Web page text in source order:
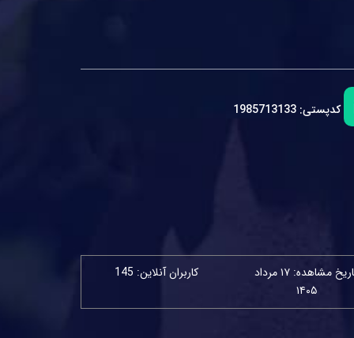
کدپستی: 1985713133
تاریخ مشاهده: ۱۷ مرداد
۱۴۰۵
کاربران آنلاین: 145